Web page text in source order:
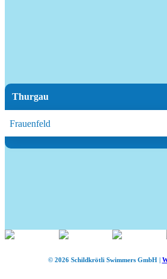
Thurgau
Frauenfeld
© 2026 Schildkrötli Swimmers GmbH |